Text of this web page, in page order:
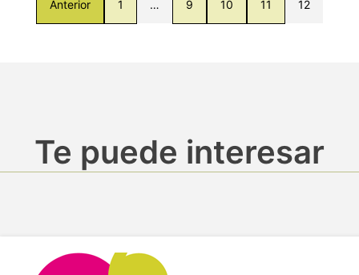
Anterior 1 … 9 10 11 12
Te puede interesar